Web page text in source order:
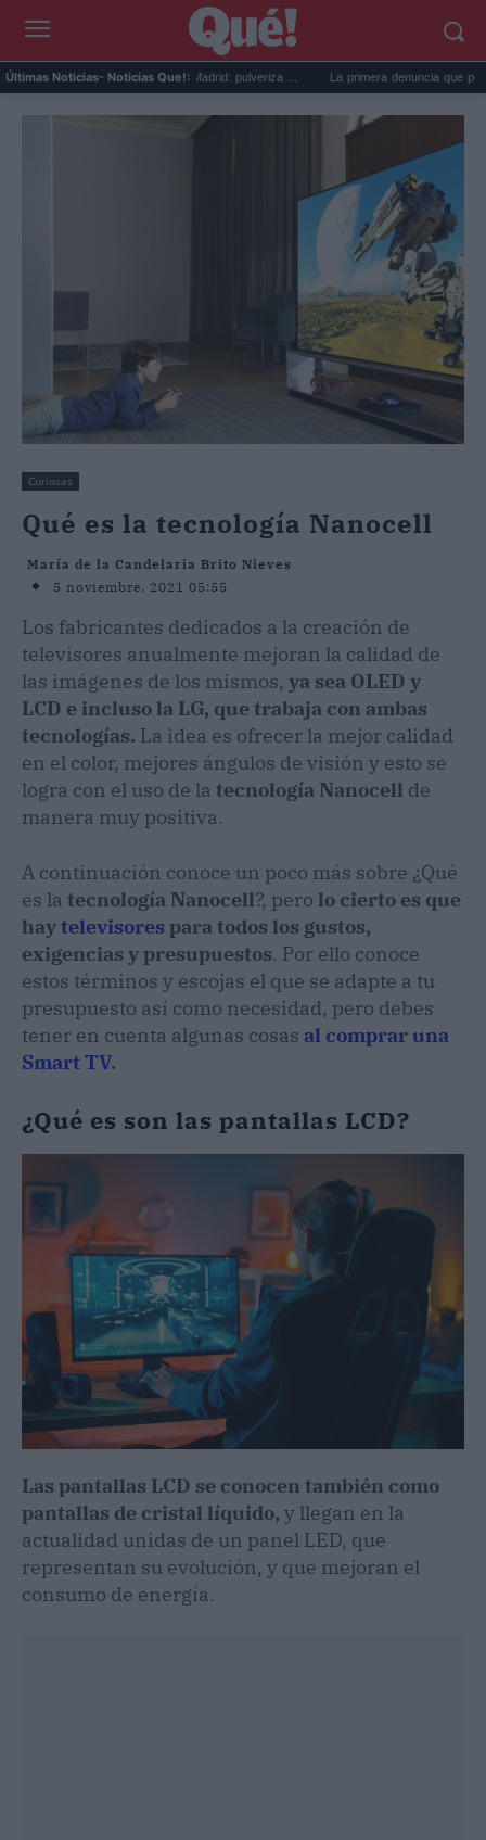
Últimas Noticias- Noticias Que!:
Diomande al Real Madrid: pulveriza ... La primera denuncia que pone al
Curiosas
Qué es la tecnología Nanocell
María de la Candelaria Brito Nieves
5 noviembre, 2021 05:55
Los fabricantes dedicados a la creación de
televisores anualmente mejoran la calidad de
las imágenes de los mismos, ya sea OLED y
LCD e incluso la LG, que trabaja con ambas
tecnologías. La idea es ofrecer la mejor calidad
en el color, mejores ángulos de visión y esto se
logra con el uso de la tecnología Nanocell de
manera muy positiva.
A continuación conoce un poco más sobre ¿Qué
es la tecnología Nanocell?, pero lo cierto es que
haytelevisorespara todos los gustos,
exigencias y presupuestos. Por ello conoce
estos términos y escojas el que se adapte a tu
presupuesto así como necesidad, pero debes
tener en cuenta algunas cosas al comprar una
Smart TV.
¿Qué es son las pantallas LCD?
Las pantallas LCD se conocen también como
pantallas de cristal líquido, y llegan en la
actualidad unidas de un panel LED, que
representan su evolución, y que mejoran el
consumo de energía.